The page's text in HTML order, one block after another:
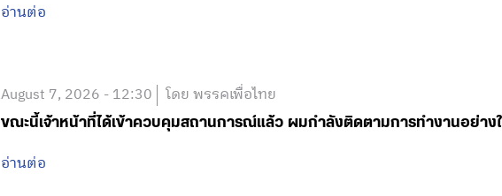
อ่านต่อ
August 7, 2026 - 12:30 โดย พรรคเพื่อไทย
ขณะนี้เจ้าหน้าที่ได้เข้าควบคุมสถานการณ์แล้ว ผมกำลังติดตามการทำงานอย่าง
อ่านต่อ